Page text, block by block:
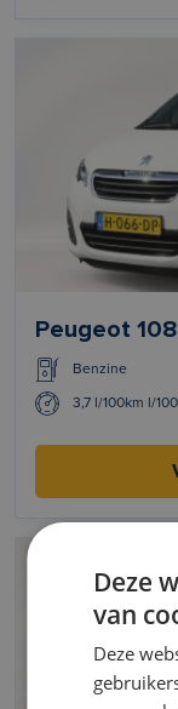
Peugeot 108
Benzine
3,7 l/100km l/
Deze
van
Deze